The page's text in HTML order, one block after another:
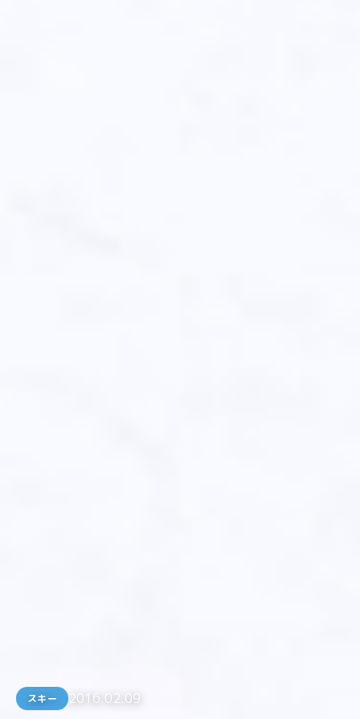
スキー 2016.02.09